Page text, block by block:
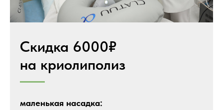
Скидка 6000₽
на криолиполиз
маленькая насадка: